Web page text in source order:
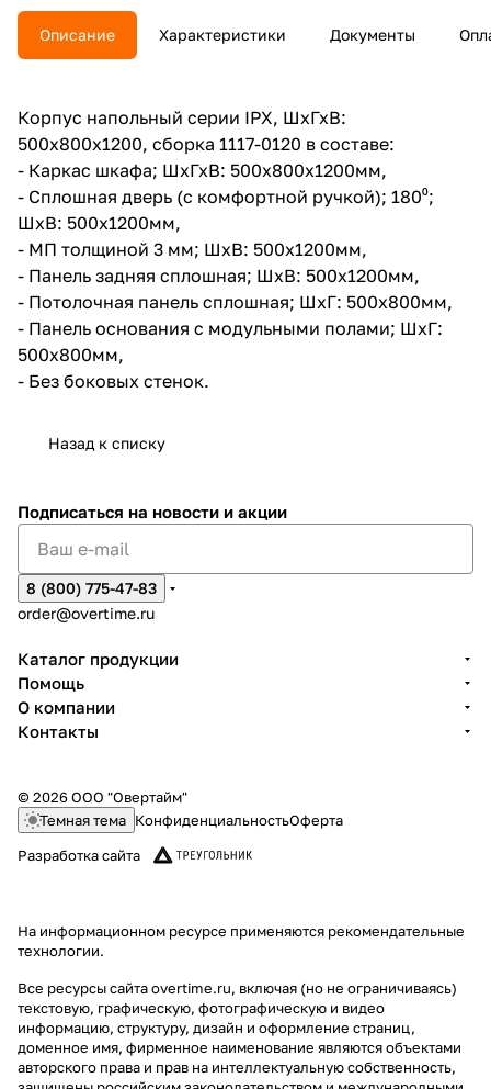
Описание Характеристики Документы
Корпус напольный серии IPX, ШхГхВ:
500х800х1200, сборка 1117-0120 в составе:
- Каркас шкафа; ШхГхВ: 500x800х1200мм,
- Сплошная дверь (с комфортной ручкой); 180⁰;
ШхВ: 500х1200мм,
- МП толщиной 3 мм; ШхВ: 500х1200мм,
- Панель задняя сплошная; ШхВ: 500х1200мм,
- Потолочная панель сплошная; ШхГ: 500х800мм,
- Панель основания с модульными полами; ШхГ:
500х800мм,
- Без боковых стенок.
Назад к списку
Подписаться на новости и акции
8 (800) 775-47-83
order@overtime.ru
Каталог продукции
Помощь
О компании
Контакты
© 2026 ООО "Овертайм"
Темная тема КонфиденциальностьОферта
Разработка сайта
На информационном ресурсе применяются рекомендательные
технологии.
Все ресурсы сайта overtime.ru, включая (но не ограничиваясь)
текстовую, графическую, фотографическую и видео
информацию, структуру, дизайн и оформление страниц,
доменное имя, фирменное наименование являются объектами
авторского права и прав на интеллектуальную собственность,